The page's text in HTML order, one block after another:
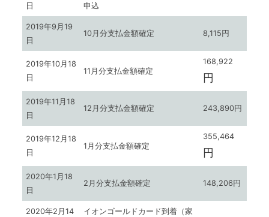
日
申込
2019年9月19
日
10月分支払金額確定 8,115円
2019年10月18
日
11月分支払金額確定
168,922
円
2019年11月18
日
12月分支払金額確定 243,890円
2019年12月18
日
1月分支払金額確定
355,464
円
2020年1月18
日
2月分支払金額確定 148,206円
2020年2月14
イオンゴールドカード到着（家